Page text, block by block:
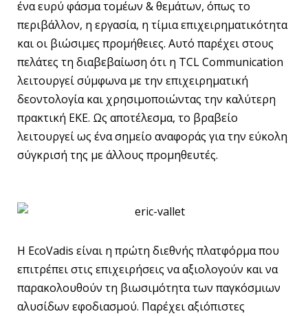
ένα ευρύ φάσμα τομέων & θεμάτων, όπως το
περιβάλλον, η εργασία, η τίμια επιχειρηματικότητα
και οι βιώσιμες προμήθειες. Αυτό παρέχει στους
πελάτες τη διαβεβαίωση ότι η TCL Communication
λειτουργεί σύμφωνα με την επιχειρηματική
δεοντολογία και χρησιμοποιώντας την καλύτερη
πρακτική ΕΚΕ. Ως αποτέλεσμα, το βραβείο
λειτουργεί ως ένα σημείο αναφοράς για την εύκολη
σύγκρισή της με άλλους προμηθευτές.
Η EcoVadis είναι η πρώτη διεθνής πλατφόρμα που
επιτρέπει στις επιχειρήσεις να αξιολογούν και να
παρακολουθούν τη βιωσιμότητα των παγκόσμιων
αλυσίδων εφοδιασμού. Παρέχει αξιόπιστες